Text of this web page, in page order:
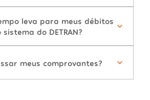
leva para meus débitos
do DETRAN?
meus comprovantes?